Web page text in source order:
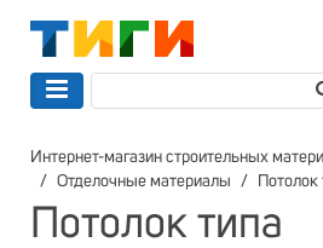
Интернет-магазин строительных
Отделочные материалы
Потолок
Потолок типа